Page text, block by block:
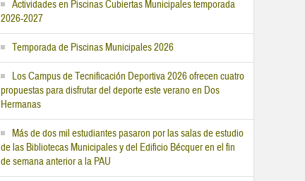
Actividades en Piscinas Cubiertas Municipales temporada
2026-2027
Temporada de Piscinas Municipales 2026
Los Campus de Tecnificación Deportiva 2026 ofrecen cuatro
propuestas para disfrutar del deporte este verano en Dos
Hermanas
Más de dos mil estudiantes pasaron por las salas de estudio
de las Bibliotecas Municipales y del Edificio Bécquer en el fin
de semana anterior a la PAU